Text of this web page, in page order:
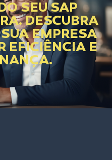
SEU SAP
DESCUBRA
EMPRESA
EFICIÊNCIA E